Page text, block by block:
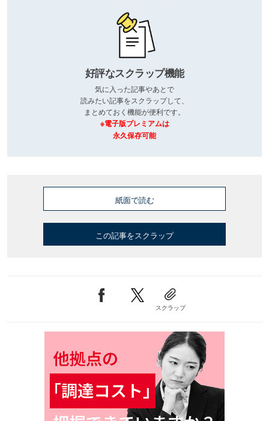
好評なスクラップ機能
気に入った記事やあとで
読みたい記事をスクラップして、
まとめておく機能が便利です。
※電子版プレミアムは
永久保存可能
紙面で読む
この記事をスクラップ
スクラップ